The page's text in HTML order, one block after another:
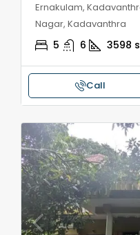
Ernakulam,
Nagar, Kadavanthra
5 6 3598
Call